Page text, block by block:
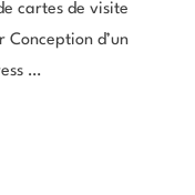
cartes de visite
Conception d’un
…